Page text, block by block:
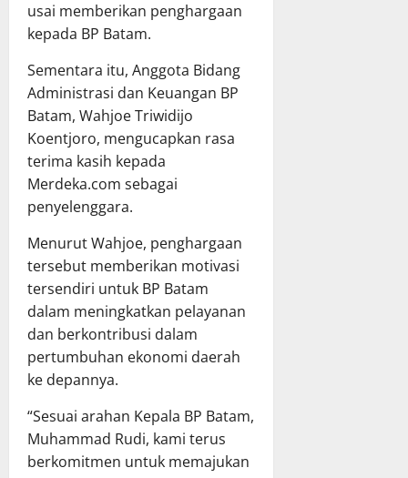
usai memberikan penghargaan
kepada BP Batam.
Sementara itu, Anggota Bidang
Administrasi dan Keuangan BP
Batam, Wahjoe Triwidijo
Koentjoro, mengucapkan rasa
terima kasih kepada
Merdeka.com sebagai
penyelenggara.
Menurut Wahjoe, penghargaan
tersebut memberikan motivasi
tersendiri untuk BP Batam
dalam meningkatkan pelayanan
dan berkontribusi dalam
pertumbuhan ekonomi daerah
ke depannya.
“Sesuai arahan Kepala BP Batam,
Muhammad Rudi, kami terus
berkomitmen untuk memajukan